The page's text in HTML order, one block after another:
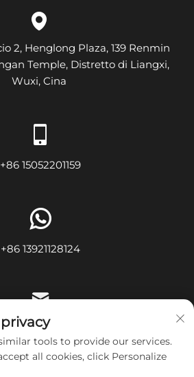
2, Henglong Plaza, 139 Renmin
Temple, Distretto di Liangxi,
Wuxi, Cina
+86 15052201159
+86 13921128124
protected]
tools to provide our services.
all cookies, click Personalize